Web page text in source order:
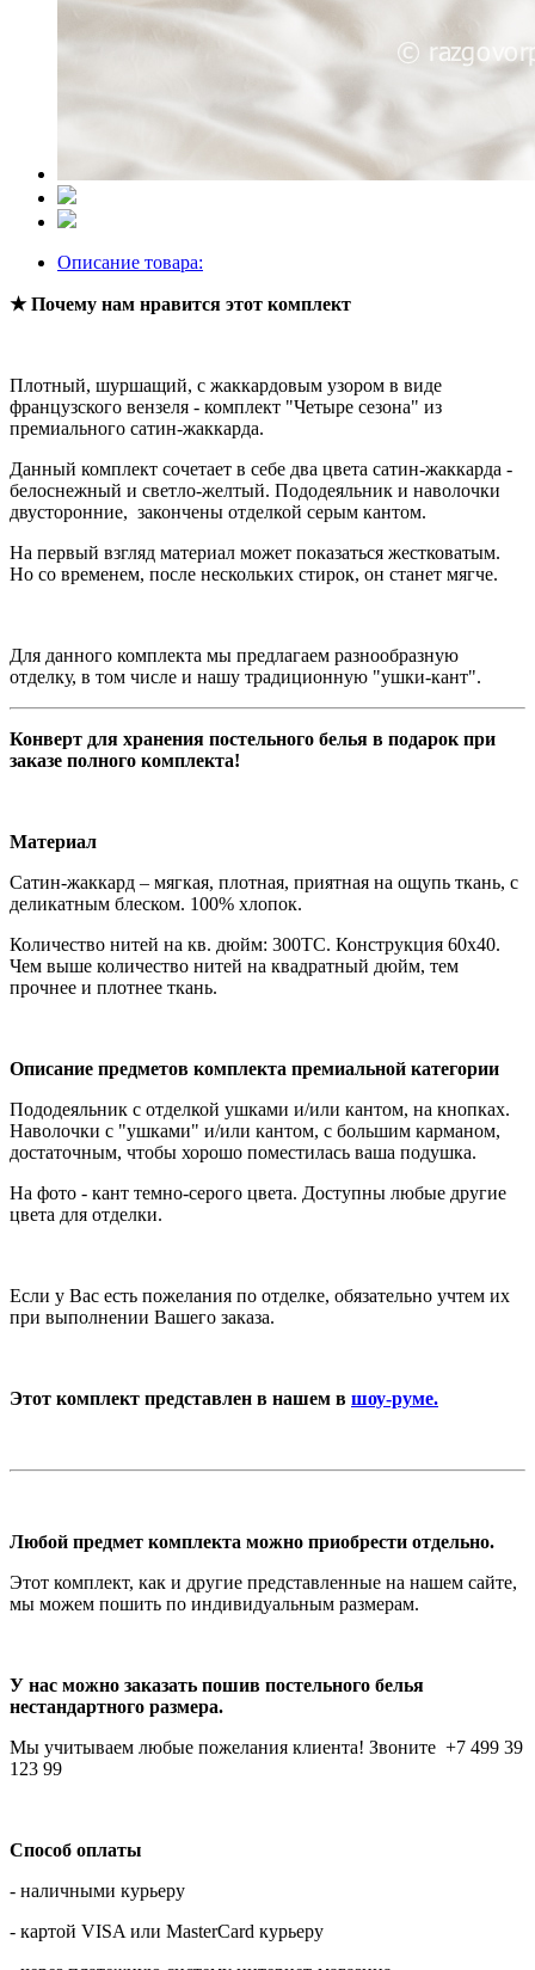
Описание товара:
★Почему нам нравится этот комплект
Плотный, шуршащий, с жаккардовым узором в виде
французского вензеля - комплект "Четыре сезона" из
премиального сатин-жаккарда.
Данный комплект сочетает в себе два цвета сатин-жаккарда -
белоснежный и светло-желтый. Пододеяльник и наволочки
двусторонние, закончены отделкой серым кантом.
На первый взгляд материал может показаться жестковатым.
Но со временем, после нескольких стирок, он станет мягче.
Для данного комплекта мы предлагаем разнообразную
отделку, в том числе и нашу традиционную "ушки-кант".
Конверт для хранения постельного белья в подарок при
заказе полного комплекта!
Материал
Сатин-жаккард – мягкая, плотная, приятная на ощупь ткань, с
деликатным блеском. 100% хлопок.
Количество нитей на кв. дюйм: 300ТС. Конструкция 60х40.
Чем выше количество нитей на квадратный дюйм, тем
прочнее и плотнее ткань.
Описание предметов комплекта премиальной категории
Пододеяльник с отделкой ушками и/или кантом, на кнопках.
Наволочки с "ушками" и/или кантом, с большим карманом,
достаточным, чтобы хорошо поместилась ваша подушка.
На фото - кант темно-серого цвета. Доступны любые другие
цвета для отделки.
Если у Вас есть пожелания по отделке, обязательно учтем их
при выполнении Вашего заказа.
Этот комплект представлен в нашем в шоу-руме.
Любой предмет комплекта можно приобрести отдельно.
Этот комплект, как и другие представленные на нашем сайте,
мы можем пошить по индивидуальным размерам.
У нас можно заказать пошив постельного белья
нестандартного размера.
Мы учитываем любые пожелания клиента! Звоните +7 499 39
123 99
Способ оплаты
- наличными курьеру
- картой VISA или MasterCard курьеру